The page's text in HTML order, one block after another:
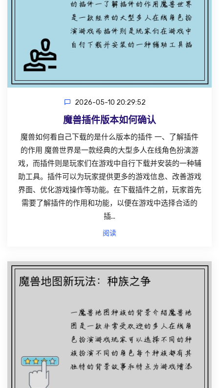
2026-05-10 20:29:52
魔兽插件版本如何确认
魔兽如何看自己下载的是什么版本的插件 一、了解插件
的作用 魔兽世界是一款经典的大型多人在线角色扮演游
戏，而插件则是玩家们在游戏中自行下载并安装的一种辅
助工具。插件可以为玩家提供更多的游戏信息、改善游戏
界面、优化游戏操作等功能。在下载插件之前，玩家首先
需要了解插件的作用和功能，以便在游戏中选择合适的
插...
阅读